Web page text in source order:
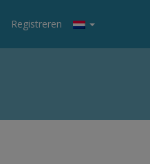
Registreren